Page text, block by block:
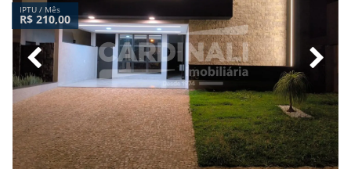
IPTU / Mês
R$ 210,00